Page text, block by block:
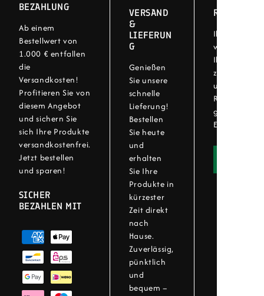
BEZAHLUNG
Ab einem
Bestellwert von
1.000 € entfallen
die
Versandkosten!
Profitieren Sie von
diesem Angebot
und sichern Sie
sich Ihre Produkte
versandkostenfrei.
Jetzt bestellen
und sparen!
SICHER
BEZAHLEN MIT
VERSAND
&
LIEFERUN
G
Genießen
Sie unsere
schnelle
Lieferung!
Bestellen
Sie heute
und
erhalten
Sie Ihre
Produkte in
kürzester
Zeit direkt
nach
Hause.
Zuverlässig,
pünktlich
und
bequem –
RÜCKGABE
Ihre
wichtig! Bei
Ihre Artikel
unser
genießen